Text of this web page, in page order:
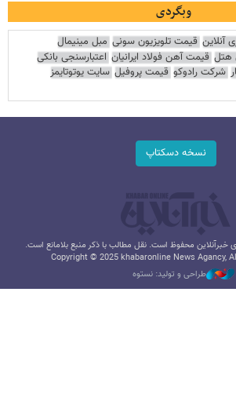
وبگردی
آنلاین قیمت تلویزیون سونی مبل مینیمال
هتل قیمت آهن فولاد ایرانیان اعتبارسنجی بانکی
شرکت رادوکو قیمت پروفیل سایت یوتوتایمز
نسخه دسکتاپ
محفوظ است. نقل مطالب با ذکر منبع بلامانع است.
Copyright © 2025 khabaronline News Agancy,
طراحی و تولید: نستوه